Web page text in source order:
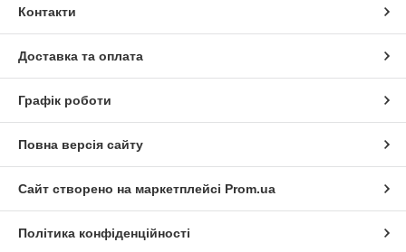
Контакти
Доставка та оплата
Графік роботи
Повна версія сайту
Сайт створено на маркетплейсі Prom.ua
Політика конфіденційності